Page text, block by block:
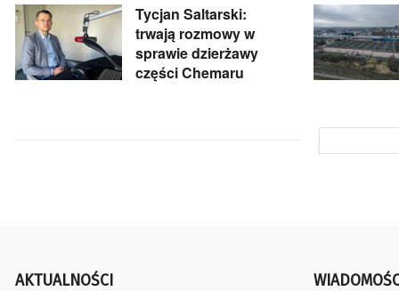
Tycjan Saltarski:
trwają rozmowy w
sprawie dzierżawy
części Chemaru
AKTUALNOŚCI